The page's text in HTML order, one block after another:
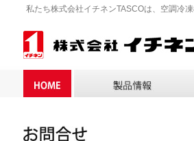
私たち株式会社イチネンTASCOは、空調冷